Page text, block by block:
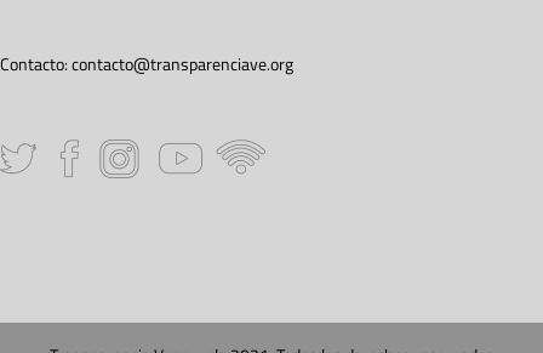
Contacto:contacto@transparenciave.org